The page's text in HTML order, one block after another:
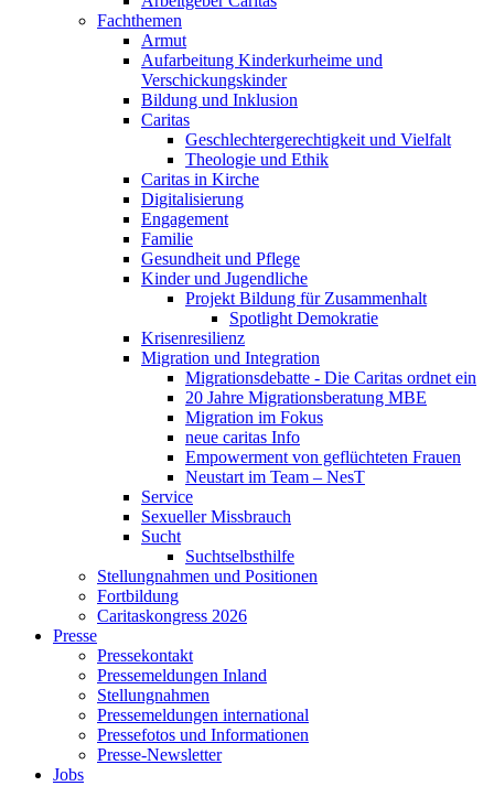
Fachthemen
Armut
Aufarbeitung Kinderkurheime und
Verschickungskinder
Bildung und Inklusion
Caritas
Geschlechtergerechtigkeit und Vielfalt
Theologie und Ethik
Caritas in Kirche
Digitalisierung
Engagement
Familie
Gesundheit und Pflege
Kinder und Jugendliche
Projekt Bildung für Zusammenhalt
Spotlight Demokratie
Krisenresilienz
Migration und Integration
Migrationsdebatte - Die Caritas ordnet ein
20 Jahre Migrationsberatung MBE
Migration im Fokus
neue caritas Info
Empowerment von geflüchteten Frauen
Neustart im Team – NesT
Service
Sexueller Missbrauch
Sucht
Suchtselbsthilfe
Stellungnahmen und Positionen
Fortbildung
Caritaskongress 2026
Presse
Pressekontakt
Pressemeldungen Inland
Stellungnahmen
Pressemeldungen international
Pressefotos und Informationen
Presse-Newsletter
Jobs